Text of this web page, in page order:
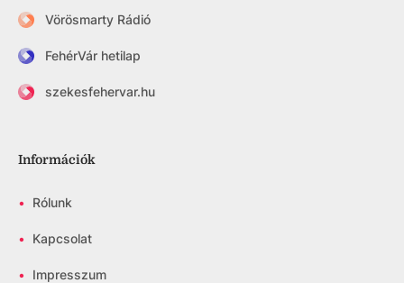
Vörösmarty Rádió
FehérVár hetilap
szekesfehervar.hu
Információk
• Rólunk
• Kapcsolat
• Impresszum